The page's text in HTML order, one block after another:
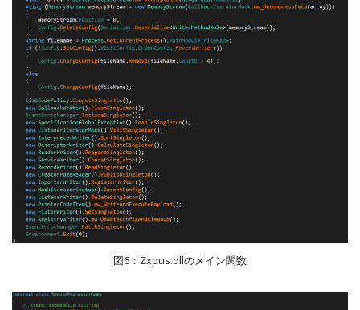
図6：Zxpus.dllのメイン関数